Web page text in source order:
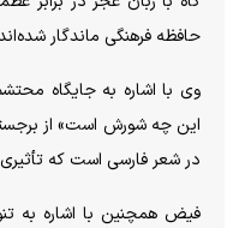
حافظه فرهنگی ماندگار
وی با اشاره به جایگاه
این چه شورش است» از
در شعر فارسی است که
فیض همچنین با اشاره به